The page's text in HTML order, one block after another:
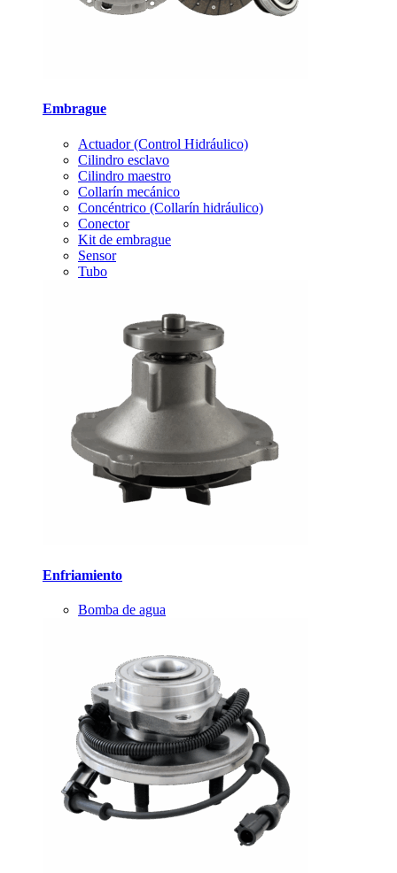
Embrague
Actuador (Control Hidráulico)
Cilindro esclavo
Cilindro maestro
Collarín mecánico
Concéntrico (Collarín hidráulico)
Conector
Kit de embrague
Sensor
Tubo
Enfriamiento
Bomba de agua